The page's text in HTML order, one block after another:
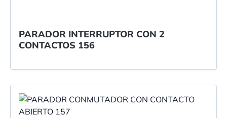
PARADOR INTERRUPTOR CON 2
CONTACTOS 156